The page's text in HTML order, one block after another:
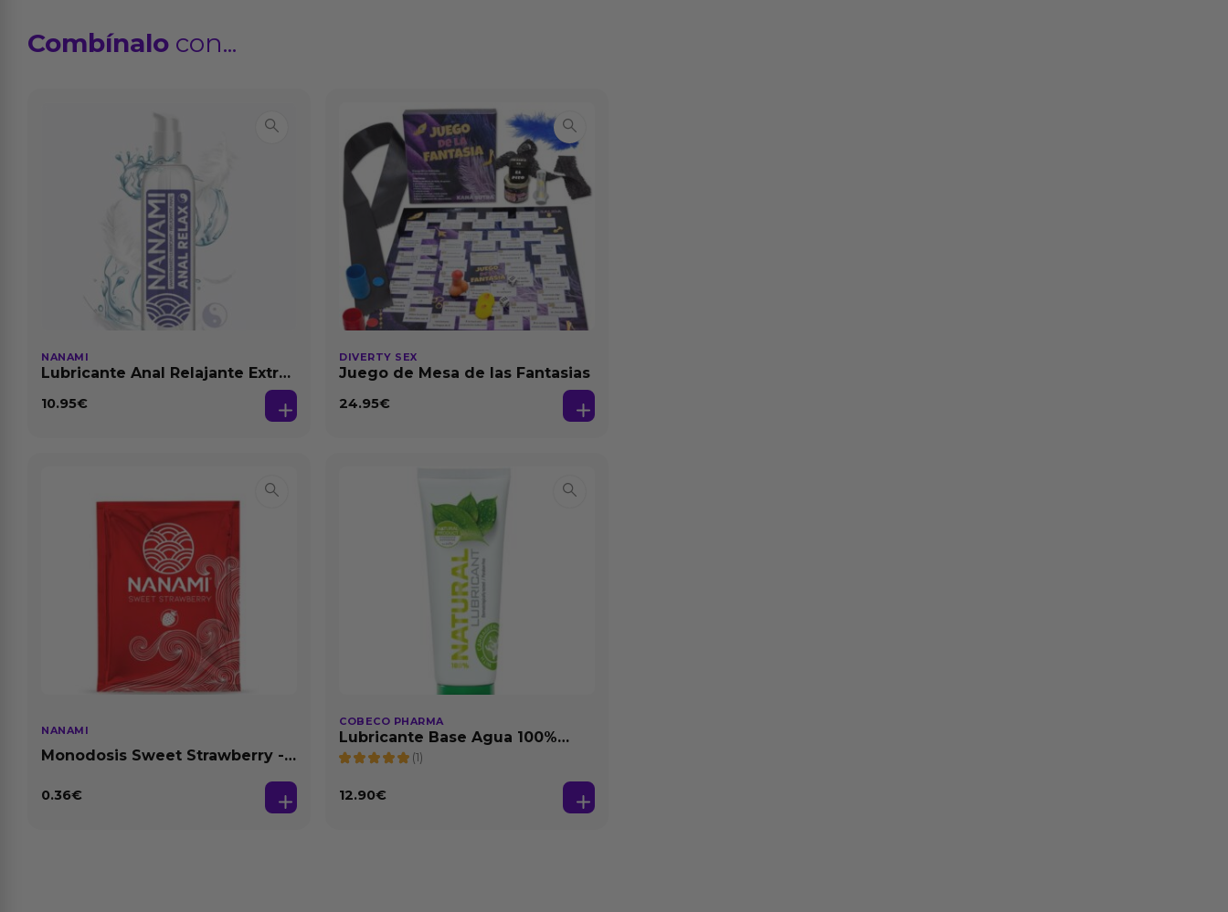
Combínalo con...
NANAMI
Lubricante Anal Relajante Extra
10.95€
DIVERTY SEX
Juego de Mesa de las Fantasias
24.95€
NANAMI
Monodosis Sweet Strawberry -
0.36€
COBECO PHARMA
Lubricante Base Agua 100%
Natural 125 ml
(1)
12.90€